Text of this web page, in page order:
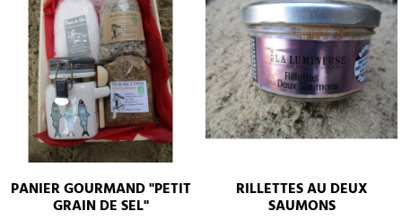
PANIER GOURMAND "PETIT
GRAIN DE SEL"
RILLETTES AU DEUX
SAUMONS